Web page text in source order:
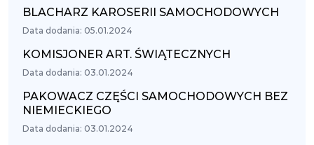
BLACHARZ KAROSERII SAMOCHODOWYCH
Data dodania: 05.01.2024
KOMISJONER ART. ŚWIĄTECZNYCH
Data dodania: 03.01.2024
PAKOWACZ CZĘŚCI SAMOCHODOWYCH BEZ
NIEMIECKIEGO
Data dodania: 03.01.2024